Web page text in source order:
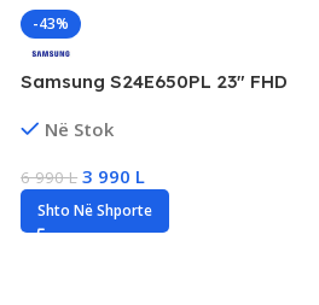
-43%
Samsung S24E650PL 23″ FHD
HDMI/DP/VGA
Në Stok
6 990L 3 990 L
Shto Në Shporte